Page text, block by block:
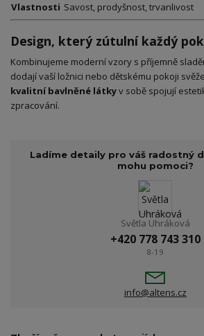
Vlastnosti Savost, prodyšnost, trvanlivost
Design, který zútulní každý
Kombinujeme moderní vzory s příjemně
dodají vaší ložnici nebo dětskému pokoji
kvalitní bavlněné látkyv sobě spojují
zpracování.
Ladíme detaily pro váš radostný
mohu pomoci?
Světla Uhráková
+420 778 743 310
8-19
info@altens.cz